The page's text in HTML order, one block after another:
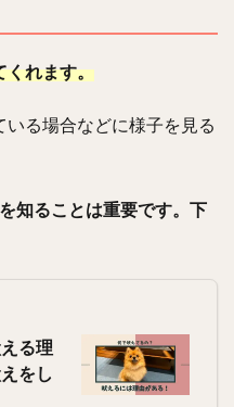
くれます。
る場合などに様子を見る
知ることは重要です。下
る理
をし